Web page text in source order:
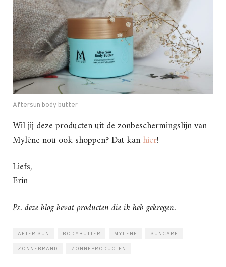
Aftersun body butter
Wil jij deze producten uit de zonbeschermingslijn van
Mylène nou ook shoppen? Dat kanhier!
Liefs,
Erin
Ps. deze blog bevat producten die ik heb gekregen.
AFTER SUN BODYBUTTER MYLENE SUNCARE
ZONNEBRAND ZONNEPRODUCTEN